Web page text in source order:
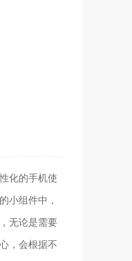
化的手机使
小组件中，
无论是需要
，会根据不